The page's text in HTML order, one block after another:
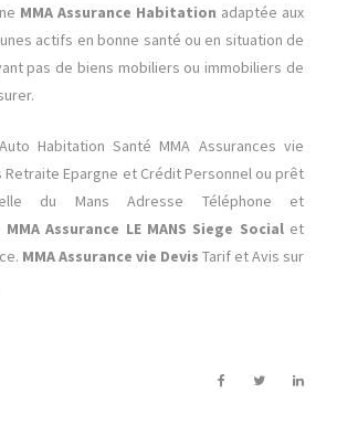
MMA Assurance Habitation adaptée aux
actifs en bonne santé ou en situation de
pas de biens mobiliers ou immobiliers de
Auto Habitation Santé MMA Assurances vie
Retraite Epargne et Crédit Personnel ou prêt
du Mans Adresse Téléphone et
MMA Assurance LE MANS Siege Socialet
MMA Assurance vie Devis Tarif et Avis sur